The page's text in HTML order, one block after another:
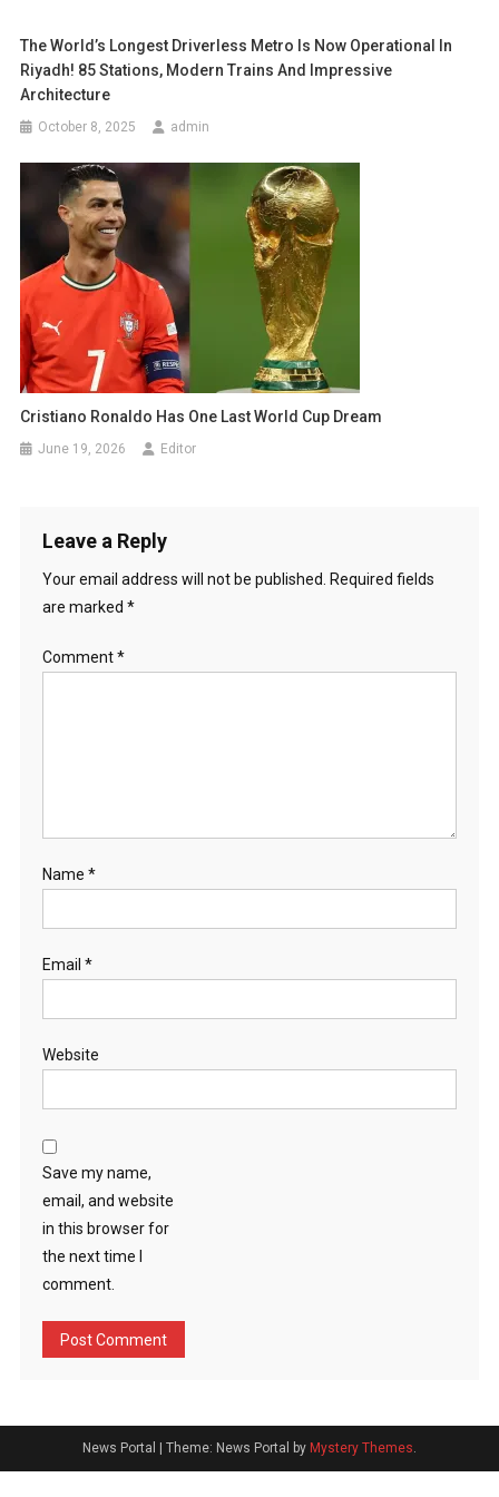
The World’s Longest Driverless Metro Is Now Operational In
Riyadh! 85 Stations, Modern Trains And Impressive
Architecture
October 8, 2025 admin
Cristiano Ronaldo Has One Last World Cup Dream
June 19, 2026 Editor
Leave a Reply
Your email address will not be published.
Required fields
are marked *
Comment*
Name *
Email *
Website
Save my name,
email, and website
in this browser for
the next time I
comment.
News Portal Theme: News Portal by Mystery Themes.